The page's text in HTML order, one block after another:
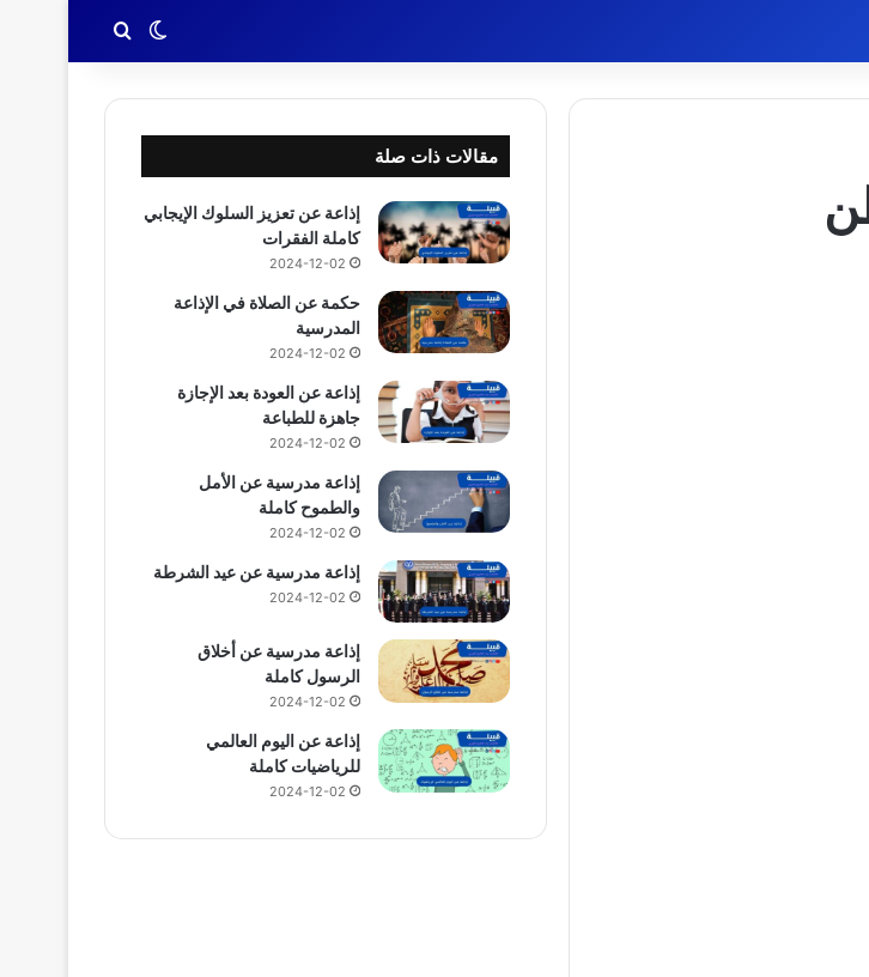
الوضع المظلم
بحث عن
مقالات ذات صلة
إذاعة عن تعزيز السلوك الإيجابي
كاملة الفقرات
2024-12-02
حكمة عن الصلاة في الإذاعة
المدرسية
2024-12-02
إذاعة عن العودة بعد الإجازة
جاهزة للطباعة
2024-12-02
إذاعة مدرسية عن الأمل
والطموح كاملة
2024-12-02
إذاعة مدرسية عن عيد الشرطة
2024-12-02
إذاعة مدرسية عن أخلاق
الرسول كاملة
2024-12-02
إذاعة عن اليوم العالمي
للرياضيات كاملة
2024-12-02